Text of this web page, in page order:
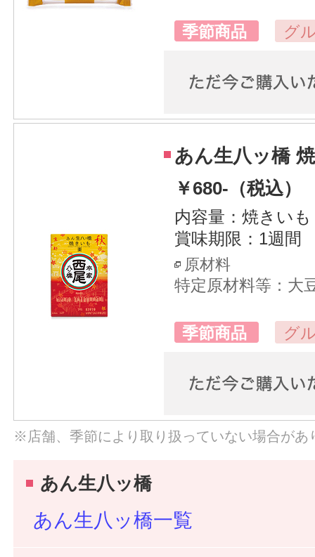
季節商品 グ
あん生八ッ橋
￥680-（税込）
内容量：焼きい
賞味期限：1週間
原材料
特定原材料等：大
季節商品 グ
※店舗、季節により取り扱っていない場合があ
あん生八ッ橋
あん生八ッ橋一覧